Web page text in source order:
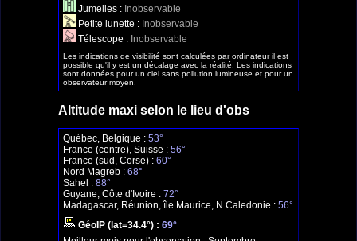
Jumelles : Inobservable
Petite lunette : Inobservable
Télescope : Inobservable
Les indications de visibilité sont calculées par ordinateur il est
possible qu'il y est un décalage avec la réalité. Les indications
sont données pour un ciel sans pollution lumineuse et pour un
observateur moyen.
Altitude maxi selon le lieu d'obs
Québec, Belgique : 53°
France (centre), Suisse : 56°
France (sud, Corse) : 60°
Nord Magreb : 68°
Sahel : 88°
Guyane, Côte d'Ivoire : 72°
Madagascar, Réunion, île Maurice, N.Caledonie : 56°
GéoIP (lat=34.4°) : 69°